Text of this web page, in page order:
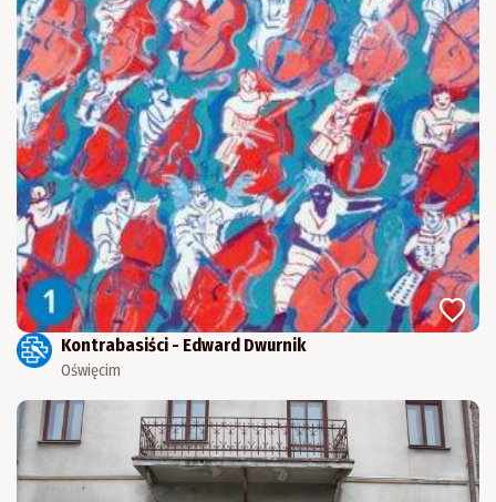
Kontrabasiści - Edward Dwurnik
Oświęcim